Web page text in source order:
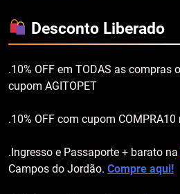
Desconto Liberado
.10% OFF em TODAS as compras
cupom AGITOPET
.10% OFF com cupom COMPRA10
.Ingresso e Passaporte + barato na
Campos do Jordão. Compre aqui!